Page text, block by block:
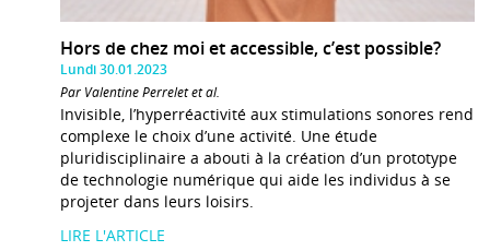
Hors de chez moi et accessible, c’est possible?
Lundi 30.01.2023
Par Valentine Perrelet et al.
Invisible, l’hyperréactivité aux stimulations sonores rend
complexe le choix d’une activité. Une étude
pluridisciplinaire a abouti à la création d’un prototype
de technologie numérique qui aide les individus à se
projeter dans leurs loisirs.
LIRE L'ARTICLE